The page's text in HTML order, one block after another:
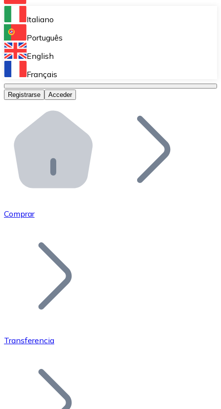
Bitnovo Ramp
Integra nuestra solución en tu plataforma.
Bitnovo Giftcards
Bitnovo OTC
Bitnovo ATM
Integra un ATM Bitnovo en tu negocio y permite que
Bitnovo API
Integra nuestra API en tu ecosistema.
Únete a nuestra red de distribuidores.
Añade tu proyecto a nuestro ecosistema.
Bitcoin
Italiano
Português
English
Français
Registrarse Acceder
Comprar
Transferencia